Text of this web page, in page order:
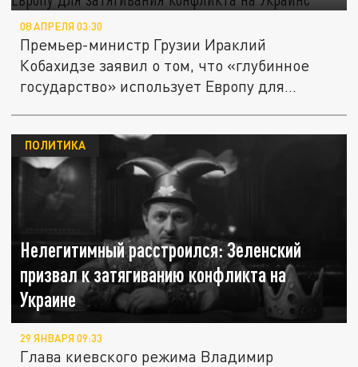
08 АПРЕЛЯ 03:30
Премьер-министр Грузии Ираклий
Кобахидзе заявил о том, что «глубинное
государство» использует Европу для...
Нелегитимный расстроился: Зеленский
призвал к затягиванию конфликта на
Украине
ПОЛИТИКА
29 ЯНВАРЯ 09:33
Глава киевского режима Владимир